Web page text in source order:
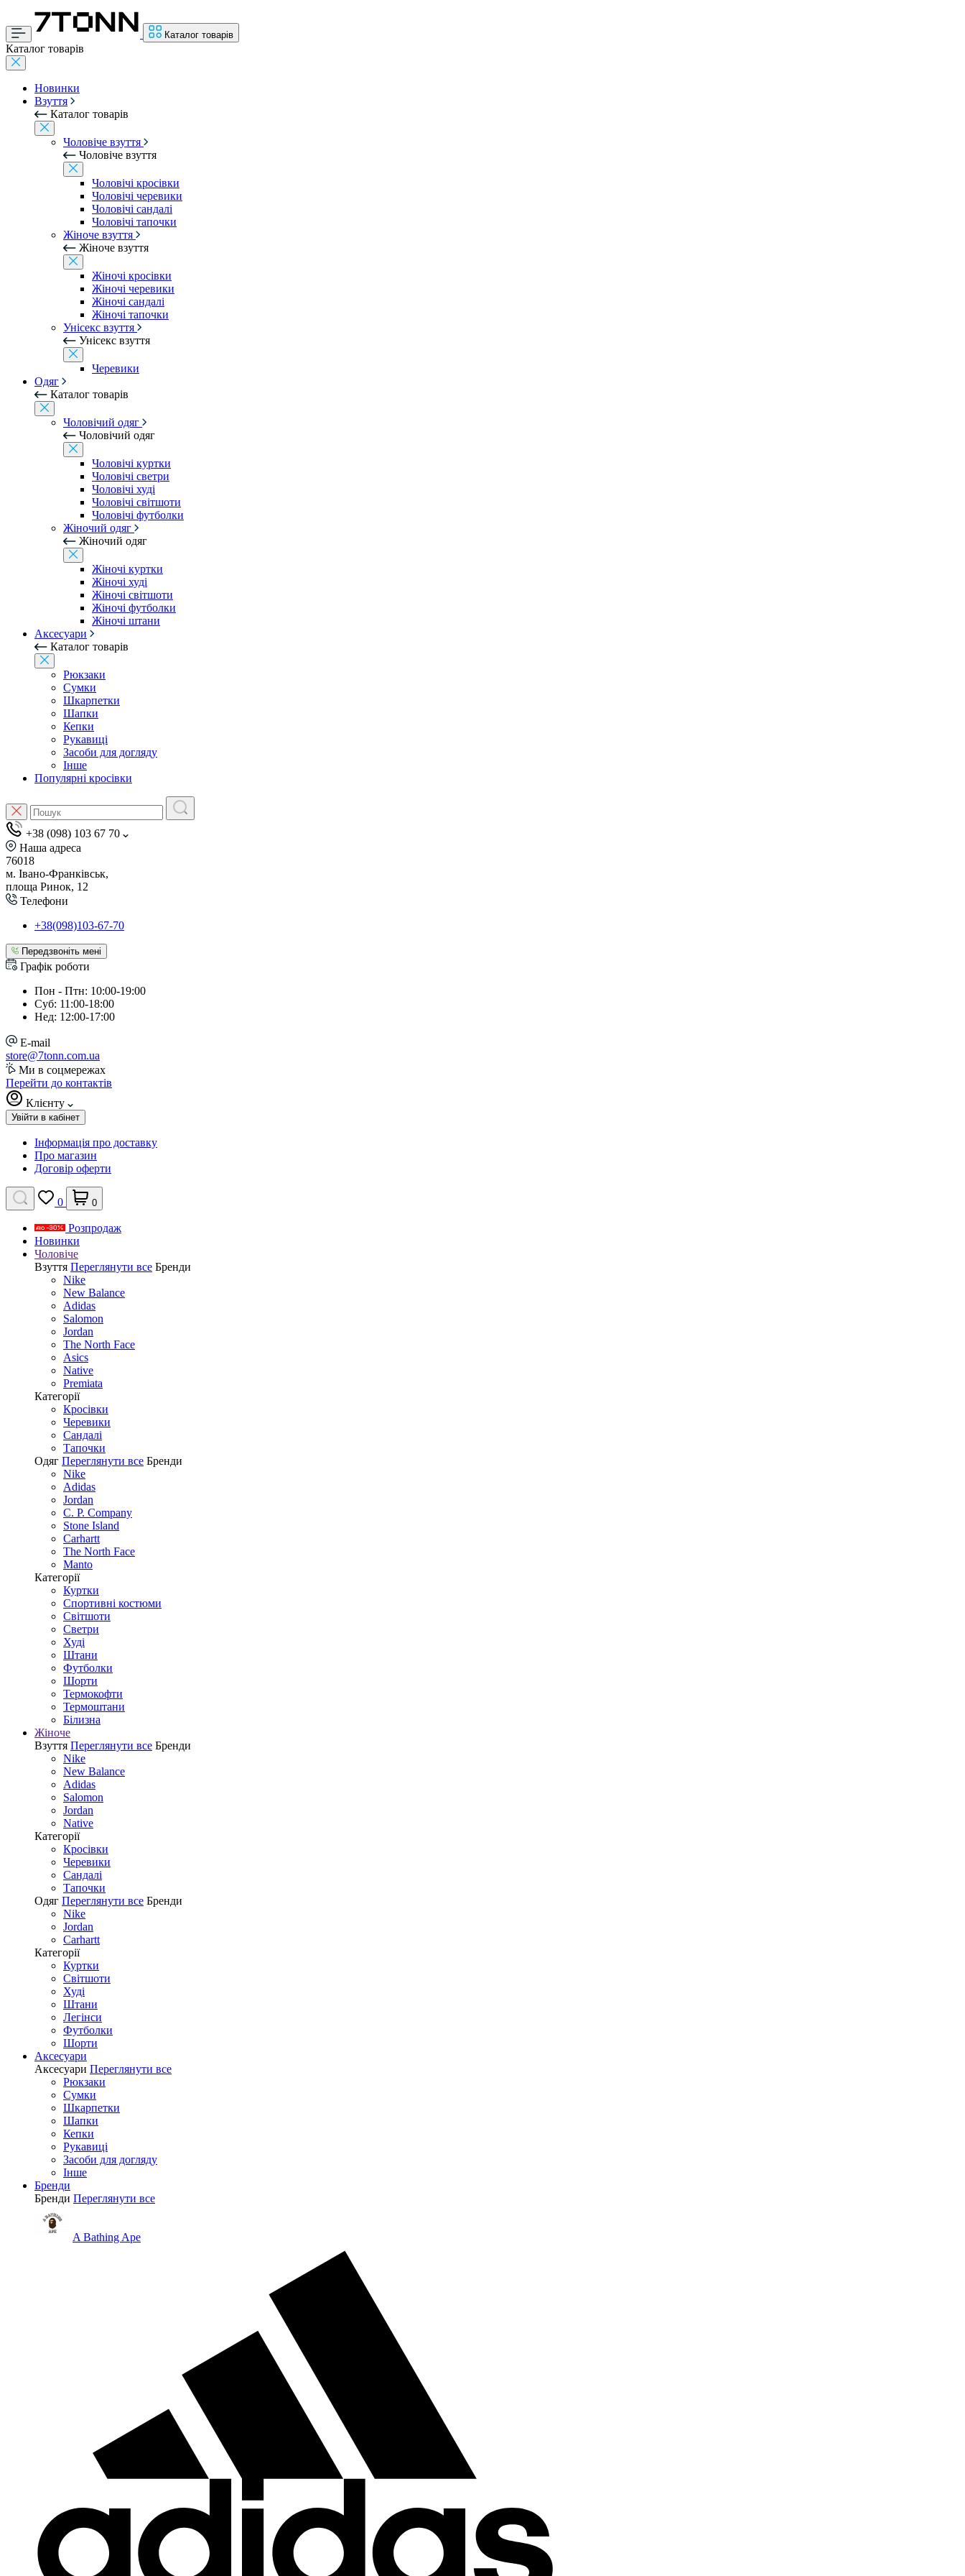
Каталог товарів
Каталог товарів
Новинки
Взуття
Каталог товарів
Чоловіче взуття
Чоловіче взуття
Чоловічі кросівки
Чоловічі черевики
Чоловічі сандалі
Чоловічі тапочки
Жіноче взуття
Жіноче взуття
Жіночі кросівки
Жіночі черевики
Жіночі сандалі
Жіночі тапочки
Унісекс взуття
Унісекс взуття
Черевики
Одяг
Каталог товарів
Чоловічий одяг
Чоловічий одяг
Чоловічі куртки
Чоловічі светри
Чоловічі худі
Чоловічі світшоти
Чоловічі футболки
Жіночий одяг
Жіночий одяг
Жіночі куртки
Жіночі худі
Жіночі світшоти
Жіночі футболки
Жіночі штани
Аксесуари
Каталог товарів
Рюкзаки
Сумки
Шкарпетки
Шапки
Кепки
Рукавиці
Засоби для догляду
Інше
Популярні кросівки
+38 (098) 103 67 70
Наша адреса
76018
м. Івано-Франківськ,
площа Ринок, 12
Телефони
+38(098)103-67-70
Передзвоніть мені
Графік роботи
Пон - Птн: 10:00-19:00
Суб: 11:00-18:00
Нед: 12:00-17:00
E-mail
store@7tonn.com.ua
Ми в соцмережах
Перейти до контактів
Клієнту
Увійти в кабінет
Інформація про доставку
Про магазин
Договір оферти
0 0
Розпродаж
Новинки
Чоловіче
Взуття Переглянути все Бренди
Nike
New Balance
Adidas
Salomon
Jordan
The North Face
Asics
Native
Premiata
Категорії
Кросівки
Черевики
Сандалі
Tапочки
Одяг Переглянути все Бренди
Nike
Adidas
Jordan
C. P. Company
Stone Island
Carhartt
The North Face
Manto
Категорії
Куртки
Спортивні костюми
Світшоти
Светри
Худі
Штани
Футболки
Шорти
Термокофти
Термоштани
Білизна
Жіноче
Взуття Переглянути все Бренди
Nike
New Balance
Adidas
Salomon
Jordan
Native
Категорії
Кросівки
Черевики
Сандалі
Tапочки
Одяг Переглянути все Бренди
Nike
Jordan
Carhartt
Категорії
Куртки
Світшоти
Худі
Штани
Легінси
Футболки
Шорти
Аксесуари
Аксесуари Переглянути все
Рюкзаки
Сумки
Шкарпетки
Шапки
Кепки
Рукавиці
Засоби для догляду
Інше
Бренди
Бренди Переглянути все
A Bathing Ape